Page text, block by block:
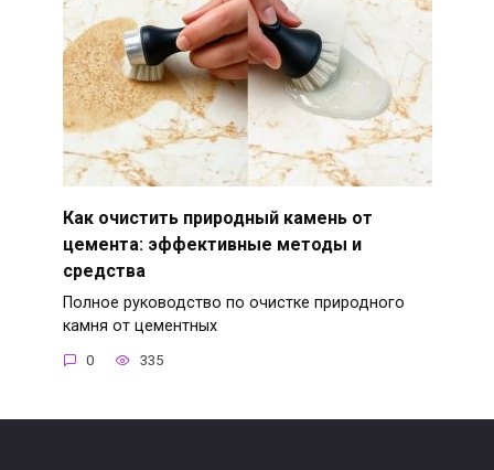
Как очистить природный камень от
цемента: эффективные методы и
средства
Полное руководство по очистке природного
камня от цементных
0 335